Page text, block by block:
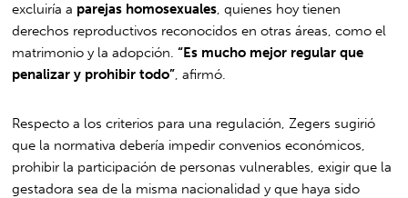
excluiría a parejas homosexuales, quienes hoy tienen
derechos reproductivos reconocidos en otras áreas, como el
matrimonio y la adopción.“Es mucho mejor regular que
penalizar y prohibir todo”, afirmó.
Respecto a los criterios para una regulación, Zegers sugirió
que la normativa debería impedir convenios económicos,
prohibir la participación de personas vulnerables, exigir que la
gestadora sea de la misma nacionalidad y que haya sido